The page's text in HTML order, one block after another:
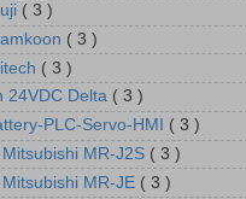
( 3 )
( 3 )
( 3 )
24VDC Delta ( 3 )
PLC-Servo-HMI ( 3 )
MR-J2S ( 3 )
MR-JE ( 3 )